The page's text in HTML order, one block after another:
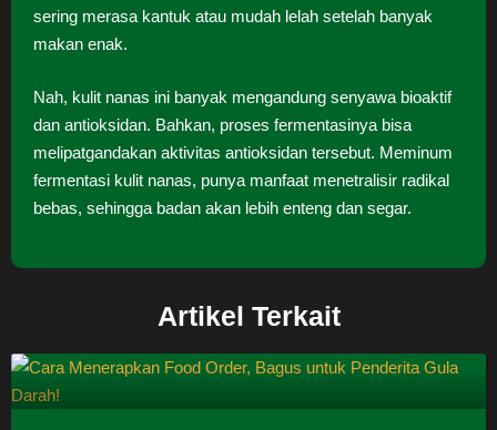
sering merasa kantuk atau mudah lelah setelah banyak
makan enak.
Nah, kulit nanas ini banyak mengandung senyawa bioaktif
dan antioksidan. Bahkan, proses fermentasinya bisa
melipatgandakan aktivitas antioksidan tersebut. Meminum
fermentasi kulit nanas, punya manfaat menetralisir radikal
bebas, sehingga badan akan lebih enteng dan segar.
Artikel Terkait